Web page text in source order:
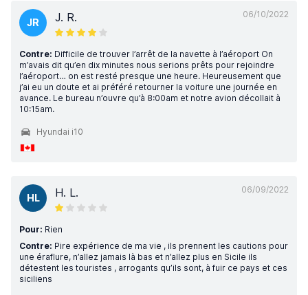
06/10/2022
JR J. R.
Contre: Difficile de trouver l’arrêt de la navette à l’aéroport On
m’avais dit qu’en dix minutes nous serions prêts pour rejoindre
l’aéroport… on est resté presque une heure. Heureusement que
j’ai eu un doute et ai préféré retourner la voiture une journée en
avance. Le bureau n’ouvre qu’à 8:00am et notre avion décollait à
10:15am.
Hyundai i10
06/09/2022
HL H. L.
Pour: Rien
Contre: Pire expérience de ma vie , ils prennent les cautions pour
une éraflure, n’allez jamais là bas et n’allez plus en Sicile ils
détestent les touristes , arrogants qu’ils sont, à fuir ce pays et ces
siciliens